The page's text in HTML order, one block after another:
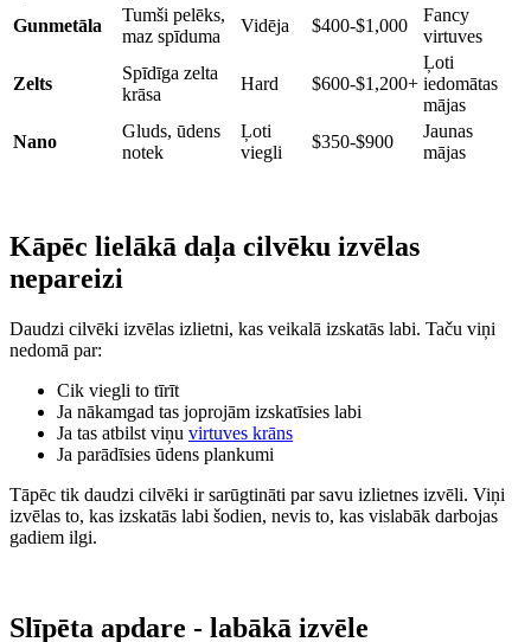
Gunmetāla
Tumši pelēks,
maz spīduma
Vidēja $400-$1,000
Fancy
virtuves
Zelts
Spīdīga zelta
krāsa
Hard $600-$1,200+
Ļoti
iedomātas
mājas
Nano
Gluds, ūdens
notek
Ļoti
viegli
$350-$900
Jaunas
mājas
Kāpēc lielākā daļa cilvēku izvēlas
nepareizi
Daudzi cilvēki izvēlas izlietni, kas veikalā izskatās labi. Taču viņi
nedomā par:
Cik viegli to tīrīt
Ja nākamgad tas joprojām izskatīsies labi
Ja tas atbilst viņu virtuves krāns
Ja parādīsies ūdens plankumi
Tāpēc tik daudzi cilvēki ir sarūgtināti par savu izlietnes izvēli. Viņi
izvēlas to, kas izskatās labi šodien, nevis to, kas vislabāk darbojas
gadiem ilgi.
Slīpēta apdare - labākā izvēle